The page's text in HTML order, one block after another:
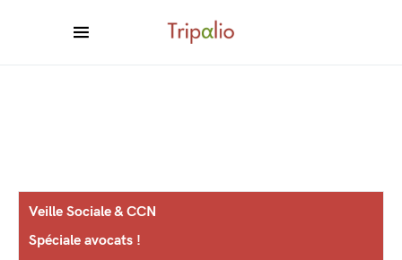
Veille Sociale & CCN
Spéciale avocats !